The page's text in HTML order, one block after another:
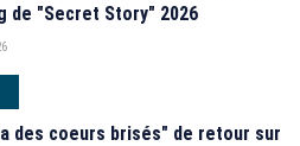
de "Secret Story" 2026
des coeurs brisés" de retour sur